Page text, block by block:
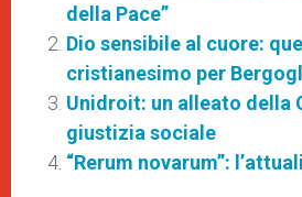
della Pace”
Dio sensibile al cuore:
cristianesimo per
Unidroit: un alleato della
giustizia sociale
“Rerum novarum”: